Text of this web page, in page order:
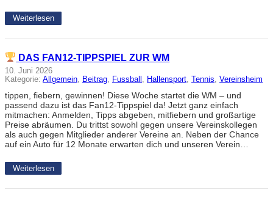
Weiterlesen
DAS FAN12-TIPPSPIEL ZUR WM
10. Juni 2026
Kategorie: Allgemein, Beitrag, Fussball , Hallensport, Tennis, Vereinsheim
tippen, fiebern, gewinnen! Diese Woche startet die WM – und
passend dazu ist das Fan12-Tippspiel da! Jetzt ganz einfach
mitmachen: Anmelden, Tipps abgeben, mitfiebern und großartige
Preise abräumen. Du trittst sowohl gegen unsere Vereinskollegen
als auch gegen Mitglieder anderer Vereine an. Neben der Chance
auf ein Auto für 12 Monate erwarten dich und unseren Verein…
Weiterlesen